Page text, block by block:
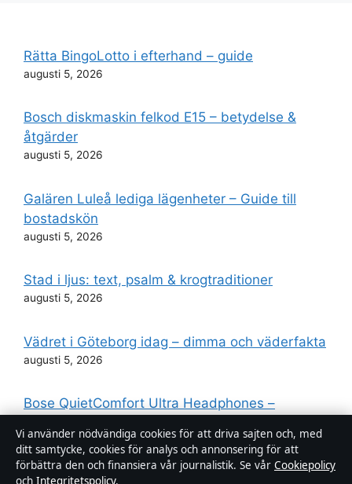
Rätta BingoLotto i efterhand – guide
augusti 5, 2026
Bosch diskmaskin felkod E15 – betydelse &
åtgärder
augusti 5, 2026
Galären Luleå lediga lägenheter – Guide till
bostadskön
augusti 5, 2026
Stad i ljus: text, psalm & krogtraditioner
augusti 5, 2026
Vädret i Göteborg idag – dimma och väderfakta
augusti 5, 2026
Bose QuietComfort Ultra Headphones –
augusti 4, 2026
Vi använder nödvändiga cookies för att driva sajten och, med
ditt samtycke, cookies för analys och annonsering för att
förbättra den och finansiera vår journalistik. Se vår Cookiepolicy
och Integritetspolicy.